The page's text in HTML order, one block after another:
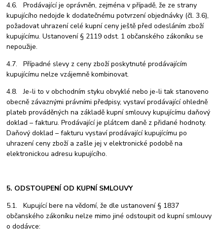
4.6. Prodávající je oprávněn, zejména v případě, že ze strany
kupujícího nedojde k dodatečnému potvrzení objednávky (čl. 3.6),
požadovat uhrazení celé kupní ceny ještě před odesláním zboží
kupujícímu. Ustanovení § 2119 odst. 1 občanského zákoníku se
nepoužije.
4.7. Případné slevy z ceny zboží poskytnuté prodávajícím
kupujícímu nelze vzájemně kombinovat.
4.8. Je-li to v obchodním styku obvyklé nebo je-li tak stanoveno
obecně závaznými právními předpisy, vystaví prodávající ohledně
plateb prováděných na základě kupní smlouvy kupujícímu daňový
doklad – fakturu. Prodávající je plátcem daně z přidané hodnoty.
Daňový doklad – fakturu vystaví prodávající kupujícímu po
uhrazení ceny zboží a zašle jej v elektronické podobě na
elektronickou adresu kupujícího.
5. ODSTOUPENÍ OD KUPNÍ SMLOUVY
5.1. Kupující bere na vědomí, že dle ustanovení § 1837
občanského zákoníku nelze mimo jiné odstoupit od kupní smlouvy
o dodávce: